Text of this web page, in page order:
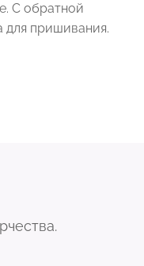
С обратной
для пришивания.